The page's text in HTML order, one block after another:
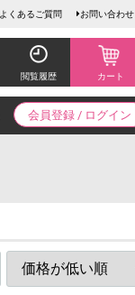
よくあるご質問 お問い合わせ
閲覧履歴 カート
会員登録 / ログイン